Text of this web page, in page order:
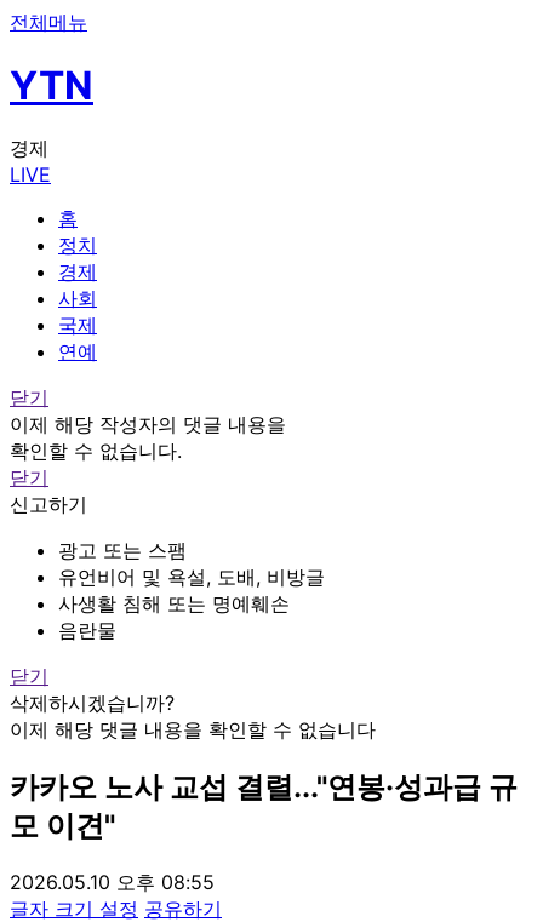
전체메뉴
YTN
경제
LIVE
홈
정치
경제
사회
국제
연예
닫기
이제 해당 작성자의 댓글 내용을
확인할 수 없습니다.
닫기
신고하기
광고 또는 스팸
유언비어 및 욕설, 도배, 비방글
사생활 침해 또는 명예훼손
음란물
닫기
삭제하시겠습니까?
이제 해당 댓글 내용을 확인할 수 없습니다
카카오 노사 교섭 결렬..."연봉·성과급 규
모 이견"
2026.05.10 오후 08:55
글자 크기 설정 공유하기